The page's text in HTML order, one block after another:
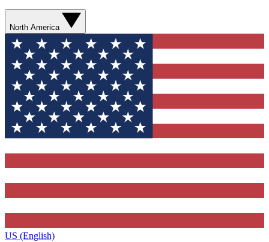
North America
US (English)